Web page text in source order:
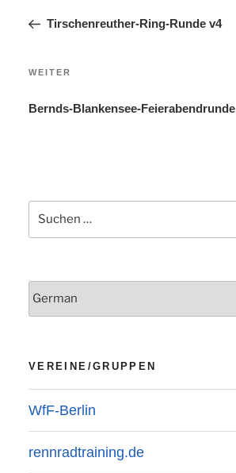
Tirschenreuther-Ring-Runde v4
Nächster
WEITER
Bernds-Blankensee-Feierabendrunde
Suchen
nach:
VEREINE/GRUPPEN
WfF-Berlin
rennradtraining.de